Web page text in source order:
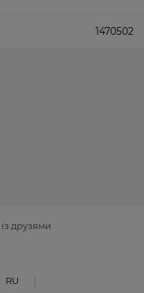
1470502
друзями
RU